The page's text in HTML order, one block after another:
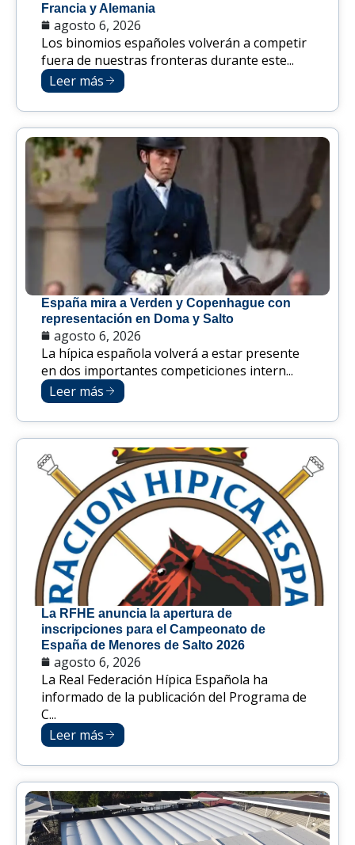
Francia y Alemania
agosto 6, 2026
Los binomios españoles volverán a competir
fuera de nuestras fronteras durante este...
Leer más
España mira a Verden y Copenhague con
representación en Doma y Salto
agosto 6, 2026
La hípica española volverá a estar presente
en dos importantes competiciones intern...
Leer más
La RFHE anuncia la apertura de
inscripciones para el Campeonato de
España de Menores de Salto 2026
agosto 6, 2026
La Real Federación Hípica Española ha
informado de la publicación del Programa de
C...
Leer más